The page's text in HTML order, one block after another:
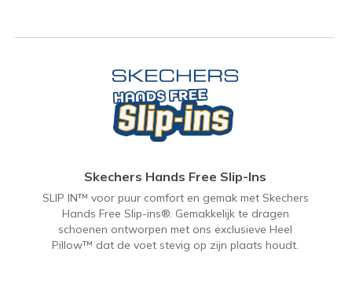
Skechers Hands Free Slip-Ins
SLIP IN™ voor puur comfort en gemak met Skechers
Hands Free Slip-ins®. Gemakkelijk te dragen
schoenen ontworpen met ons exclusieve Heel
Pillow™ dat de voet stevig op zijn plaats houdt.